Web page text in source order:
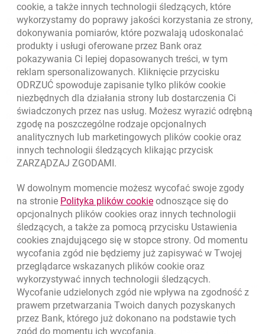
Złóż wniosek przez internet
Skontaktuj się ze Specjalistą
O banku
Kursy wymiany walut
Kursy wymiany walut. Data aktualizacji: 5.08.2026, 12:49:02
WALUTA KUPNO SPRZEDAŻ
EUR 4.1406 4.4633
USD 3.8653
CHF 4.4317 4.777
GBP 4.8313 5.2077
5.08.2026, 12:49:02
Odpowiedzialny biznes
Regulacje zewnętrzne
Ochrona danychotwiera się w nowej karcie
Ustawieniacookies
cookie, a także innych technologii śledzących, które
wykorzystamy do poprawy jakości korzystania ze strony,
dokonywania pomiarów, które pozwalają udoskonalać
produkty i usługi oferowane przez Bank oraz
pokazywania Ci lepiej dopasowanych treści, w tym
reklam spersonalizowanych. Kliknięcie przycisku
ODRZUĆ spowoduje zapisanie tylko plików cookie
niezbędnych dla działania strony lub dostarczenia Ci
świadczonych przez nas usług. Możesz wyrazić odrębną
zgodę na poszczególne rodzaje opcjonalnych
analitycznych lub marketingowych plików cookie oraz
innych technologii śledzących klikając przycisk
ZARZĄDZAJ ZGODAMI.
W dowolnym momencie możesz wycofać swoje zgody
na stronie Polityka plików cookielink otwiera się w nowym
odnoszące się do
opcjonalnych plików cookies oraz innych technologii
śledzących, a także za pomocą przycisku Ustawienia
cookies znajdującego się w stopce strony. Od momentu
wycofania zgód nie będziemy już zapisywać w Twojej
przeglądarce wskazanych plików cookie oraz
wykorzystywać innych technologii śledzących.
Wycofanie udzielonych zgód nie wpływa na zgodność z
prawem przetwarzania Twoich danych pozyskanych
przez Bank, którego już dokonano na podstawie tych
zgód do momentu ich wycofania.